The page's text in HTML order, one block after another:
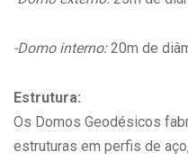
-Domo interno:20m de
Estrutura:
Os Domos Geodésicos
estruturas em perfis de